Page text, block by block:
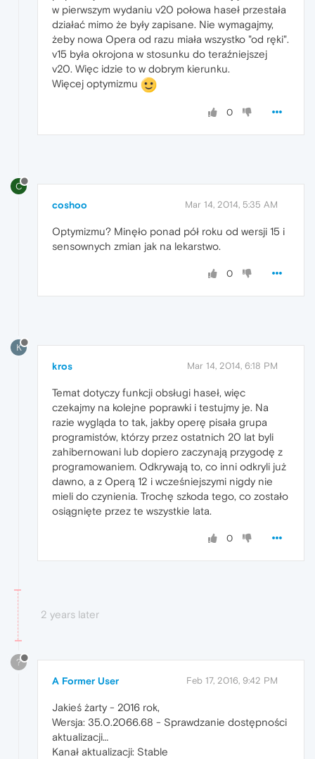
w pierwszym wydaniu v20 połowa haseł przestała
działać mimo że były zapisane. Nie wymagajmy,
żeby nowa Opera od razu miała wszystko "od ręki".
v15 była okrojona w stosunku do teraźniejszej
v20. Więc idzie to w dobrym kierunku.
Więcej optymizmu
0
C
coshoo Mar 14, 2014, 5:35 AM
Optymizmu? Minęło ponad pół roku od wersji 15 i
sensownych zmian jak na lekarstwo.
0
K
kros Mar 14, 2014, 6:18 PM
Temat dotyczy funkcji obsługi haseł, więc
czekajmy na kolejne poprawki i testujmy je. Na
razie wygląda to tak, jakby operę pisała grupa
programistów, którzy przez ostatnich 20 lat byli
zahibernowani lub dopiero zaczynają przygodę z
programowaniem. Odkrywają to, co inni odkryli już
dawno, a z Operą 12 i wcześniejszymi nigdy nie
mieli do czynienia. Trochę szkoda tego, co zostało
osiągnięte przez te wszystkie lata.
0
2 years later
?
A Former User Feb 17, 2016, 9:42 PM
Jakieś żarty - 2016 rok,
Wersja: 35.0.2066.68 - Sprawdzanie dostępności
aktualizacji…
Kanał aktualizacji: Stable